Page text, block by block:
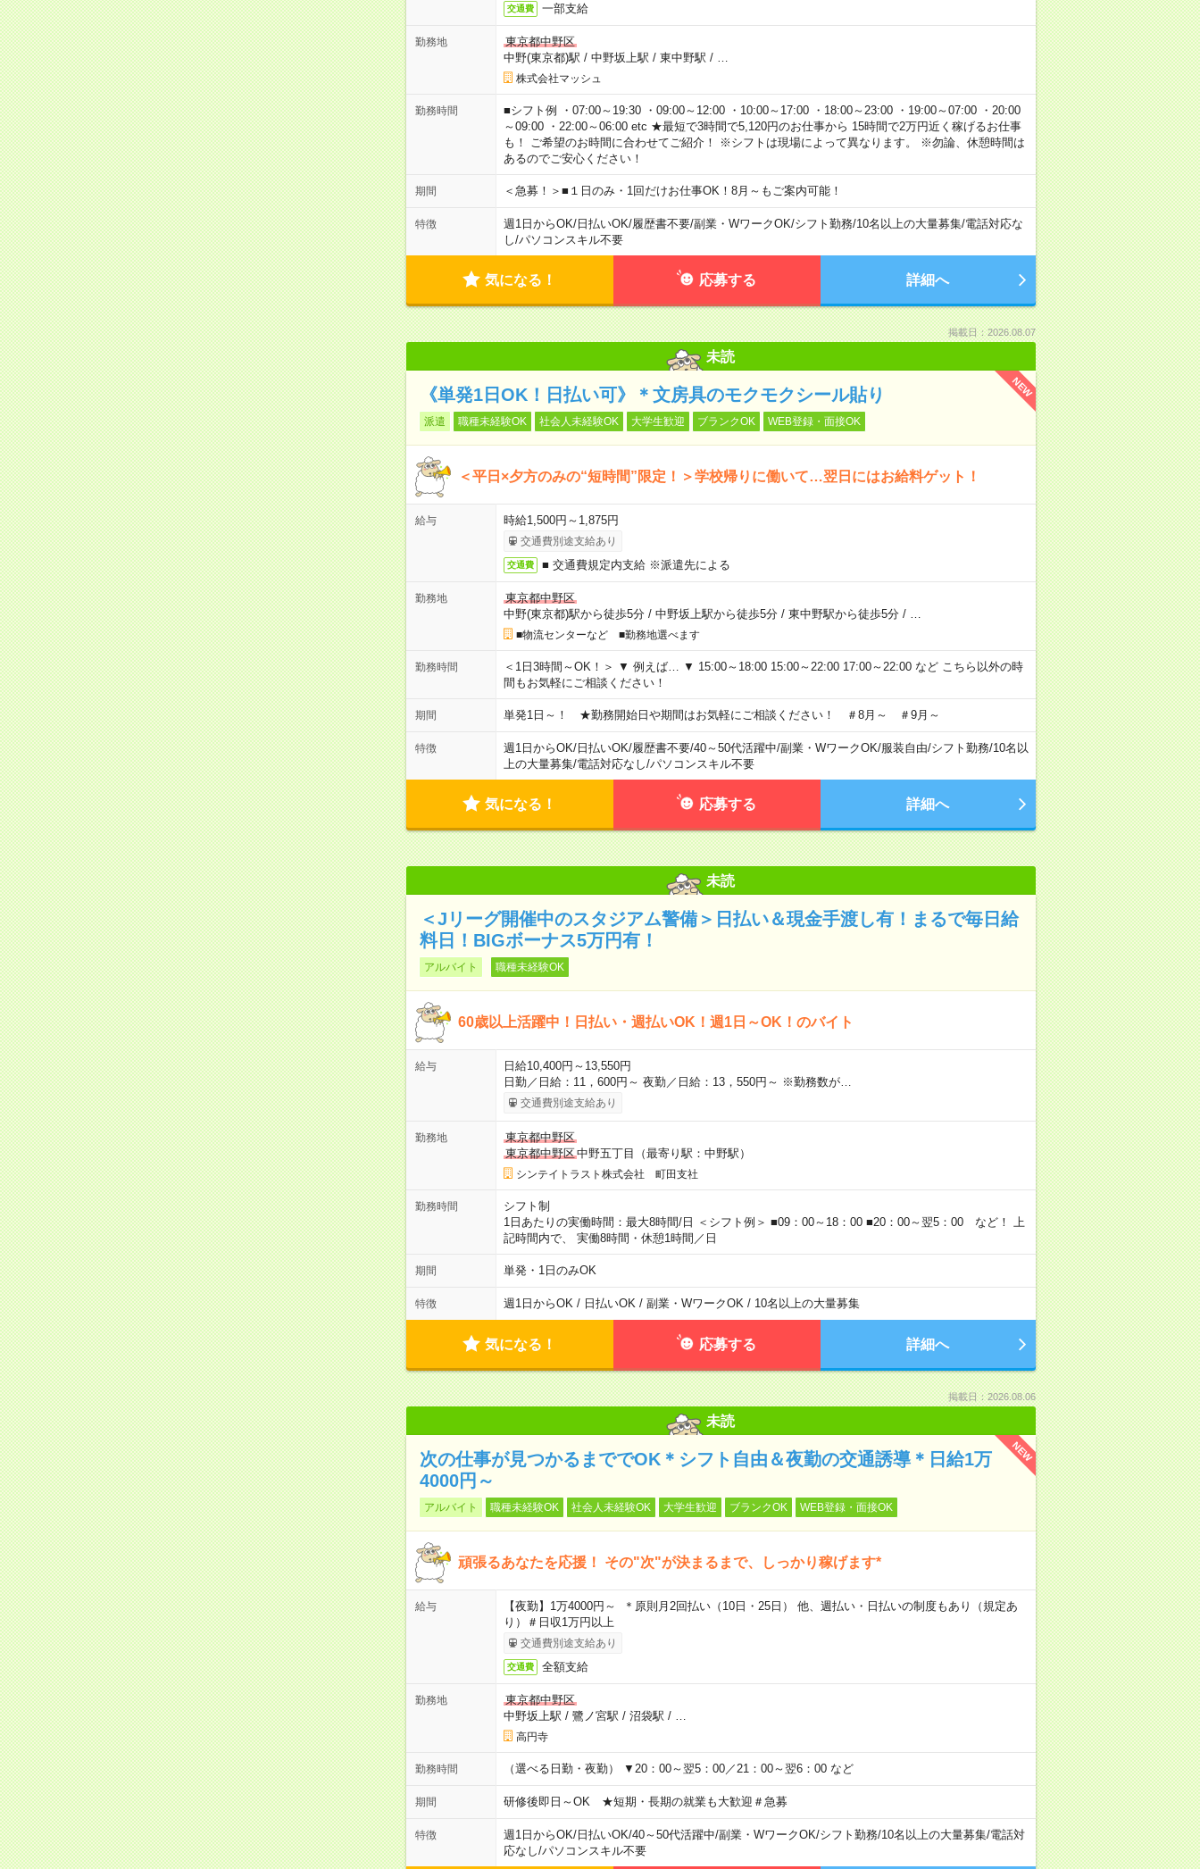
交通費 一部支給
勤務地
東京都中野区
中野(東京都)駅 / 中野坂上駅 / 東中野駅 /
株式会社マッシュ
勤務時間
■シフト例 ・07:00～19:30 ・09:00～12:00 ・10:00～17:00 ・18:00～23:00 ・19:00～07:00 ・20:00
～09:00 ・22:00～06:00 etc ★最短で3時間で5,120円のお仕事から 15時間で2万円近く稼げるお仕事
も！ ご希望のお時間に合わせてご紹介！ ※シフトは現場によって異なります。 ※勿論、休憩時間は
あるのでご安心ください！
期間 ＜急募！＞■１日のみ・1回だけお仕事OK！8月～もご案内可能！
特徴 週1日からOK/日払いOK/履歴書不要/副業・WワークOK/シフト勤務/10名以上の大量募集/電話対応な
し/パソコンスキル不要
気になる！ 応募する 詳細へ
掲載日：2026.08.07
未読
NEW
《単発1日OK！日払い可》＊文房具のモクモクシール貼り
派遣 職種未経験OK 社会人未経験OK 大学生歓迎 ブランクOK WEB登録・面接OK
＜平日×夕方のみの“短時間”限定！＞学校帰りに働いて…翌日にはお給料ゲット！
給与 時給1,500円～1,875円
交通費別途支給あり
交通費 ■ 交通費規定内支給 ※派遣先による
勤務地
東京都中野区
中野(東京都)駅から徒歩5分/ 中野坂上駅から徒歩5分/ 東中野駅から徒歩5分/
■物流センターなど ■勤務地選べます
勤務時間
＜1日3時間～OK！＞ ▼ 例えば… ▼ 15:00～18:00 15:00～22:00 17:00～22:00 など こちら以外の時
間もお気軽にご相談ください！
期間 単発1日～！ ★勤務開始日や期間はお気軽にご相談ください！ ＃8月～ ＃9月～
特徴 週1日からOK/日払いOK/履歴書不要/40～50代活躍中/副業・WワークOK/服装自由/シフト勤務/10名以
上の大量募集/電話対応なし/パソコンスキル不要
気になる！ 応募する 詳細へ
未読
＜Jリーグ開催中のスタジアム警備＞日払い＆現金手渡し有！まるで毎日給
料日！BIGボーナス5万円有！
アルバイト 職種未経験OK
60歳以上活躍中！日払い・週払いOK！週1日～OK！のバイト
給与
日給10,400円～13,550円
日勤／日給：11，600円～ 夜勤／日給：13，550円～ ※勤務数が…
交通費別途支給あり
勤務地
東京都中野区
東京都中野区中野五丁目（最寄り駅：中野駅）
シンテイトラスト株式会社 町田支社
勤務時間
シフト制
1日あたりの実働時間：最大8時間/日 ＜シフト例＞ ■09：00～18：00 ■20：00～翌5：00 など！ 上
記時間内で、 実働8時間・休憩1時間／日
期間 単発・1日のみOK
特徴 週1日からOK / 日払いOK / 副業・WワークOK / 10名以上の大量募集
気になる！ 応募する 詳細へ
掲載日：2026.08.06
未読
NEW
次の仕事が見つかるまででOK＊シフト自由＆夜勤の交通誘導＊日給1万
4000円～
アルバイト 職種未経験OK 社会人未経験OK 大学生歓迎 ブランクOK WEB登録・面接OK
頑張るあなたを応援！ その"次"が決まるまで、しっかり稼げます*
給与
【夜勤】1万4000円～ ＊原則月2回払い（10日・25日） 他、週払い・日払いの制度もあり（規定あ
り）＃日収1万円以上
交通費別途支給あり
交通費 全額支給
勤務地
東京都中野区
中野坂上駅 / 鷺ノ宮駅 / 沼袋駅 /
高円寺
勤務時間 （選べる日勤・夜勤） ▼20：00～翌5：00／21：00～翌6：00 など
期間 研修後即日～OK ★短期・長期の就業も大歓迎＃急募
特徴 週1日からOK/日払いOK/40～50代活躍中/副業・WワークOK/シフト勤務/10名以上の大量募集/電話対
応なし/パソコンスキル不要